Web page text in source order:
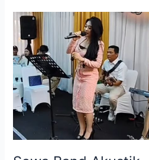
Sewa
Band
Akustik
Jakarta
di
Tanjung
Priok